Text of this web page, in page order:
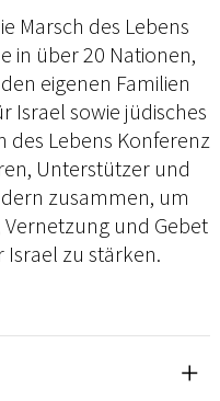
Marsch des Lebens
in über 20 Nationen,
eigenen Familien
Israel sowie jüdisches
des Lebens Konferenz
Unterstützer und
zusammen, um
und Gebet
zu stärken.